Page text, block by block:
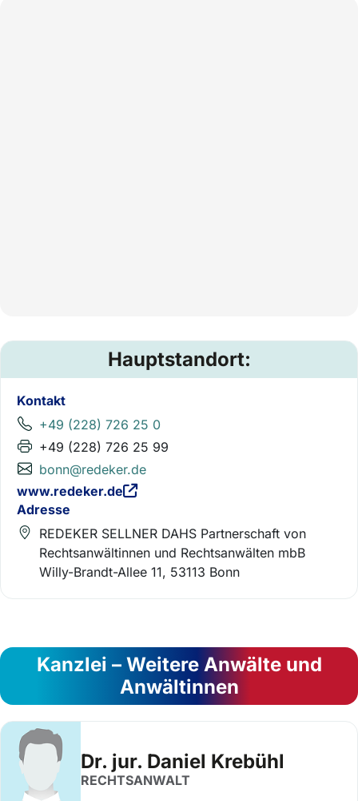
Hauptstandort:
Kontakt
+49 (228) 726 25 0
+49 (228) 726 25 99
bonn@redeker.de
www.redeker.de
Adresse
REDEKER SELLNER DAHS Partnerschaft von
Rechtsanwältinnen und Rechtsanwälten mbB
Willy-Brandt-Allee 11, 53113 Bonn
Kanzlei – Weitere Anwälte und
Anwältinnen
Dr. jur. Daniel Krebühl
RECHTSANWALT